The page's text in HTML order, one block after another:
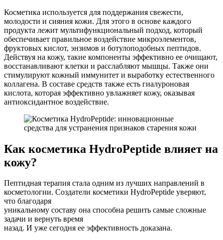
Косметика используется для поддержания свежести,
молодости и сияния кожи. Для этого в основе каждого
продукта лежит мультифункциональный подход, который
обеспечивает правильное воздействие микроэлементов,
фруктовых кислот, энзимов и ботулоподобных пептидов.
Действуя на кожу, такие компоненты эффективно ее очищают,
восстанавливают клетки и расслабляют мышцы. Также они
стимулируют кожный иммунитет и выработку естественного
коллагена. В составе средств также есть гиалуроновая
кислота, которая эффективно увлажняет кожу, оказывая
антиоксидантное воздействие.
Как косметика HydroPeptide влияет на
кожу?
Пептидная терапия стала одним из лучших направлений в
косметологии. Создатели косметики HydroPeptide уверяют,
что благодаря
уникальному составу она способна решить самые сложные
задачи и вернуть время
назад. И уже сегодня ее эффективность доказана.